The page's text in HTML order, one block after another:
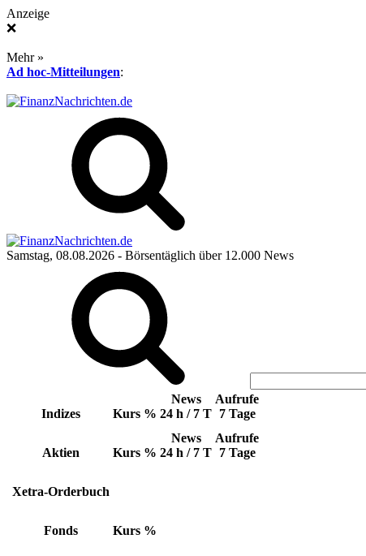
Anzeige
❌
Mehr »
Ad hoc-Mitteilungen:
Samstag, 08.08.2026 - Börsentäglich über 12.000 News
Indizes Kurs %
News
24 h / 7 T
Aufrufe
7 Tage
Aktien Kurs %
News
24 h / 7 T
Aufrufe
7 Tage
Xetra-Orderbuch
Fonds Kurs %